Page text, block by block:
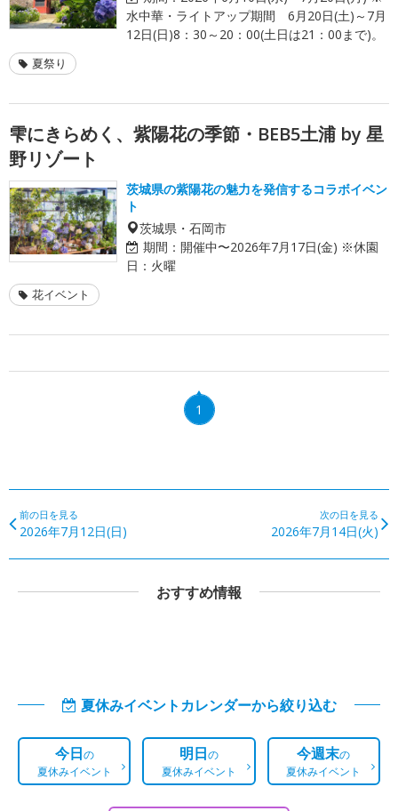
水中華・ライトアップ期間 6月20日(土)～7月
12日(日)8：30～20：00(土日は21：00まで)。
夏祭り
雫にきらめく、紫陽花の季節・BEB5土浦 by 星
野リゾート
茨城県の紫陽花の魅力を発信するコラボイベン
ト
茨城県・石岡市
期間： 開催中〜2026年7月17日(金) ※休園
日：火曜
花イベント
1
前の日を見る
2026年7月12日(日)
次の日を見る
2026年7月14日(火)
おすすめ情報
夏休みイベントカレンダーから絞り込む
今日の
夏休みイベント
明日の
夏休みイベント
今週末の
夏休みイベント